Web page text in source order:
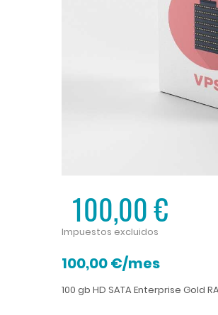
100,00 €
Impuestos excluidos
100,00 €/mes
100 gb HD SATA Enterprise Gold